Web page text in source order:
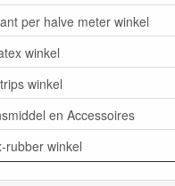
per halve meter winkel
winkel
winkel
en Accessoires
rubber winkel